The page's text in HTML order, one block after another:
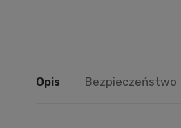
Opis Bezpieczeństwo